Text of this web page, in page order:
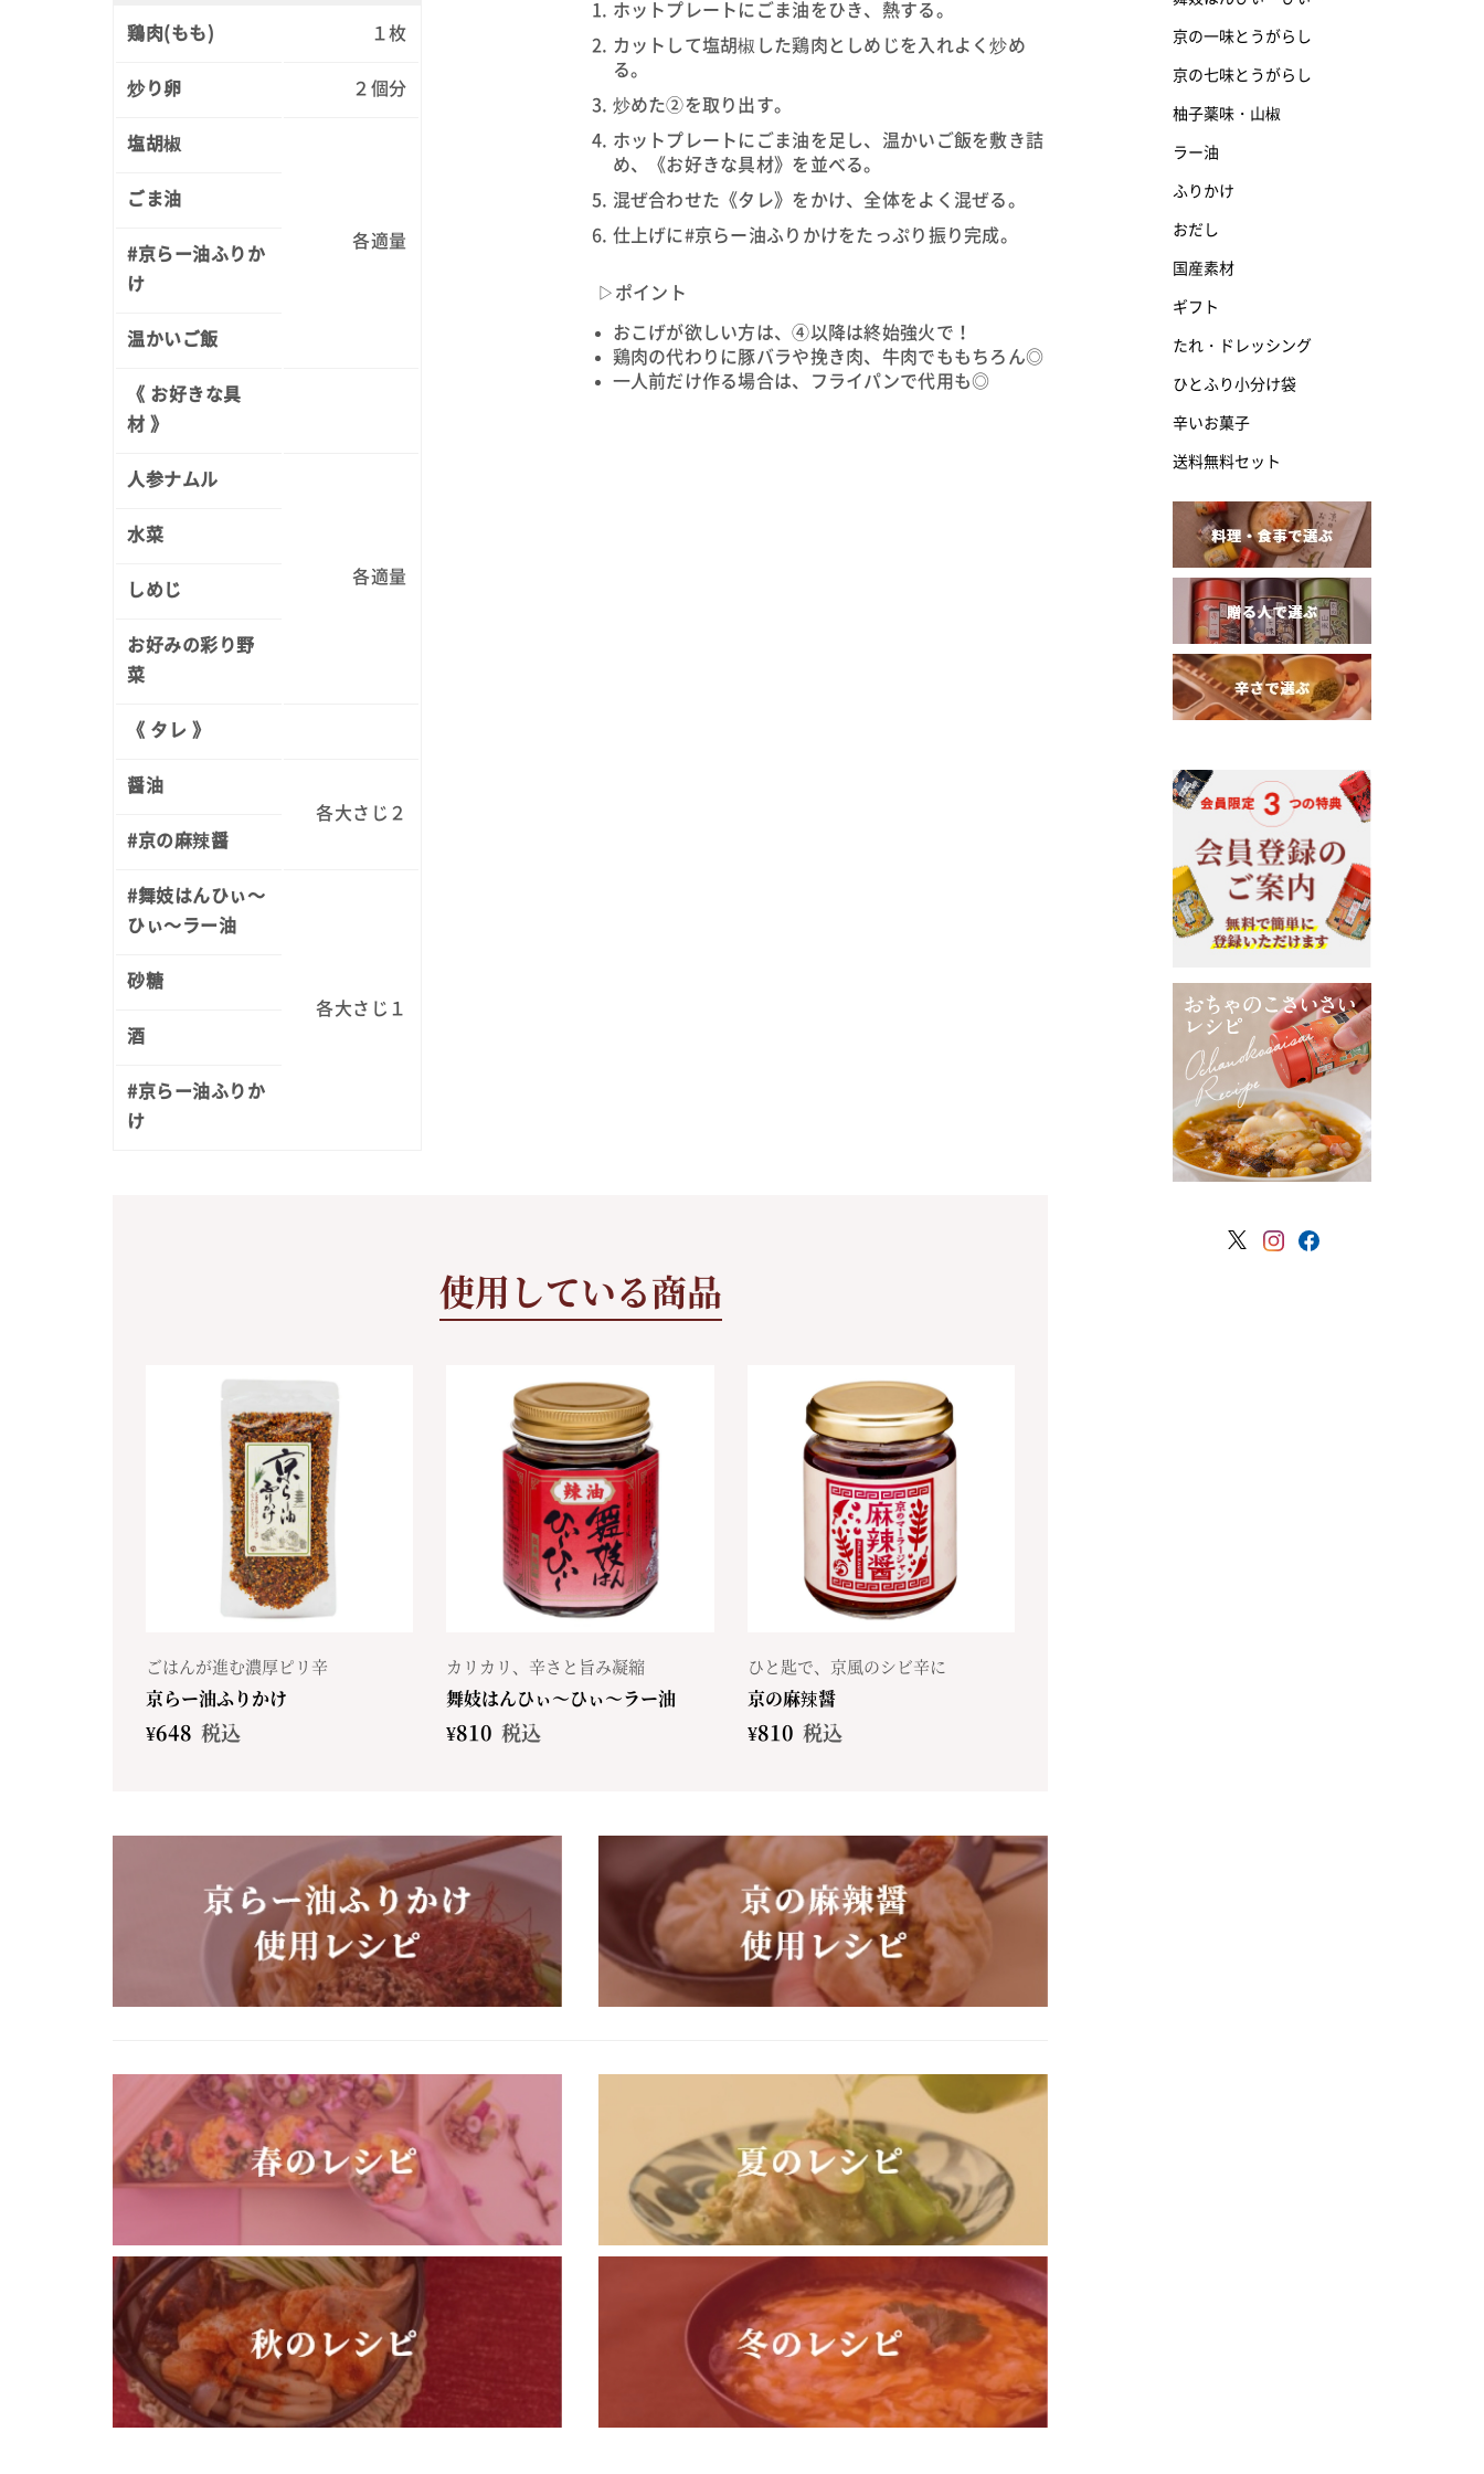
鶏肉(もも) １枚
炒り卵 ２個分
塩胡椒
各適量
ごま油
#京らー油ふりか
け
温かいご飯
《 お好きな具
材 》
人参ナムル
各適量
水菜
しめじ
お好みの彩り野
菜
《 タレ 》
醤油
各大さじ２
#京の麻辣醤
#舞妓はんひぃ～
ひぃ～ラー油
各大さじ１
砂糖
酒
#京らー油ふりか
け
ホットプレートにごま油をひき、熱する。
カットして塩胡椒した鶏肉としめじを入れよく炒め
る。
炒めた②を取り出す。
ホットプレートにごま油を足し、温かいご飯を敷き詰
め、《お好きな具材》を並べる。
混ぜ合わせた《タレ》をかけ、全体をよく混ぜる。
仕上げに#京らー油ふりかけをたっぷり振り完成。
▷ポイント
おこげが欲しい方は、④以降は終始強火で！
鶏肉の代わりに豚バラや挽き肉、牛肉でももちろん◎
一人前だけ作る場合は、フライパンで代用も◎
使用している商品
ごはんが進む濃厚ピリ辛
京らー油ふりかけ
¥648 税込
カリカリ、辛さと旨み凝縮
舞妓はんひぃ～ひぃ～ラー油
¥810 税込
ひと匙で、京風のシビ辛に
京の麻辣醤
¥810 税込
京の一味とうがらし
京の七味とうがらし
柚子薬味・山椒
ラー油
ふりかけ
おだし
国産素材
ギフト
たれ・ドレッシング
ひとふり小分け袋
辛いお菓子
送料無料セット